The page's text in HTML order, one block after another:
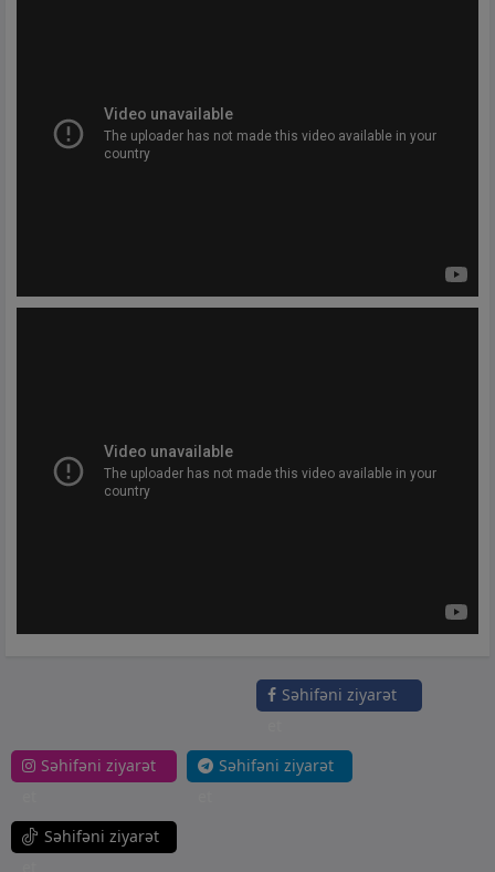
Səhifəni ziyarət
Səhifəni ziyarət
Səhifəni ziyarət
Səhifəni ziyarət